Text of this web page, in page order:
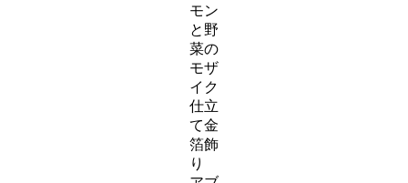
モン
と野
菜の
モザ
イク
仕立
て金
箔飾
り